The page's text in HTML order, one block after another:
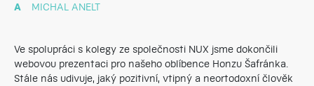
A
MICHAL ANELT
Ve spolupráci s kolegy ze společnosti NUX jsme dokončili
webovou prezentaci pro našeho oblíbence Honzu Šafránka.
Stále nás udivuje, jaký pozitivní, vtipný a neortodoxní člověk